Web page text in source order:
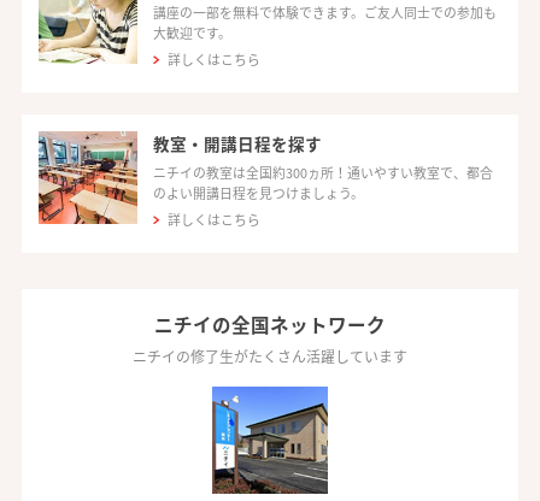
講座の一部を無料で体験できます。ご友人同士での参加も
大歓迎です。
詳しくはこちら
教室・開講日程を探す
ニチイの教室は全国約300ヵ所！通いやすい教室で、都合
のよい開講日程を見つけましょう。
詳しくはこちら
ニチイの全国ネットワーク
ニチイの修了生がたくさん活躍しています